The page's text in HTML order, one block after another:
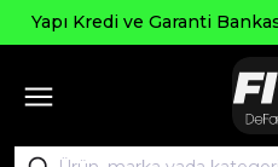
Yapı Kredi ve Garanti